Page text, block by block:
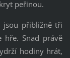
kryt peřinou.
jsou přibližně tři
hře. Snad právě
hodiny hrát,